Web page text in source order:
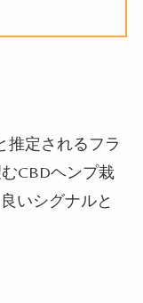
推定されるフラ
CBDヘンプ栽
いシグナルと